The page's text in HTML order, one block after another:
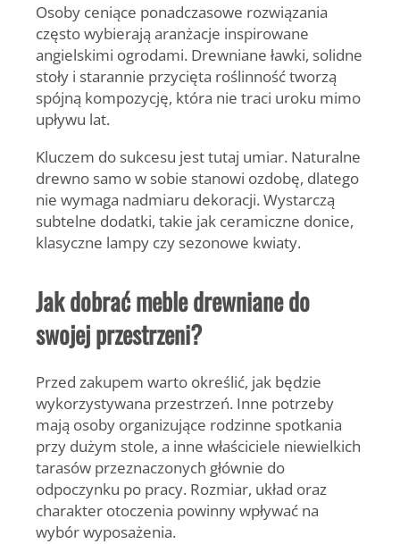
Osoby ceniące ponadczasowe rozwiązania
często wybierają aranżacje inspirowane
angielskimi ogrodami. Drewniane ławki, solidne
stoły i starannie przycięta roślinność tworzą
spójną kompozycję, która nie traci uroku mimo
upływu lat.
Kluczem do sukcesu jest tutaj umiar. Naturalne
drewno samo w sobie stanowi ozdobę, dlatego
nie wymaga nadmiaru dekoracji. Wystarczą
subtelne dodatki, takie jak ceramiczne donice,
klasyczne lampy czy sezonowe kwiaty.
Jak dobrać meble drewniane do
swojej przestrzeni?
Przed zakupem warto określić, jak będzie
wykorzystywana przestrzeń. Inne potrzeby
mają osoby organizujące rodzinne spotkania
przy dużym stole, a inne właściciele niewielkich
tarasów przeznaczonych głównie do
odpoczynku po pracy. Rozmiar, układ oraz
charakter otoczenia powinny wpływać na
wybór wyposażenia.